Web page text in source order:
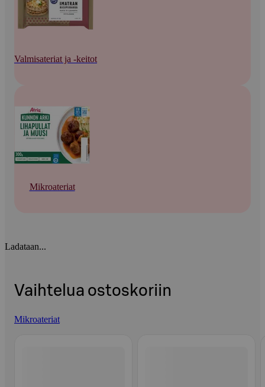
Valmisateriat ja -keitot
Mikroateriat
Ladataan...
Vaihtelua ostoskoriin
Mikroateriat